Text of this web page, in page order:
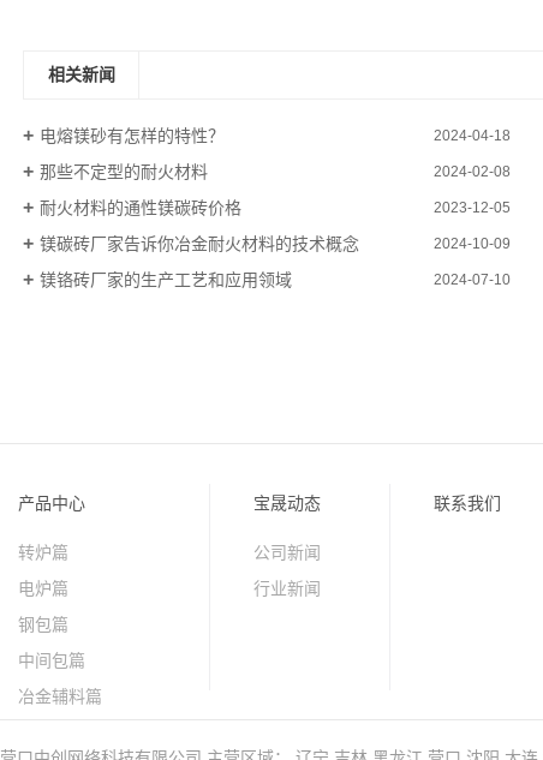
相关新闻
电熔镁砂有怎样的特性？ 2024-04-18
那些不定型的耐火材料 2024-02-08
耐火材料的通性镁碳砖价格 2023-12-05
镁碳砖厂家告诉你冶金耐火材料的技术概念 2024-10-09
镁铬砖厂家的生产工艺和应用领域 2024-07-10
产品中心
转炉篇
电炉篇
钢包篇
中间包篇
冶金辅料篇
宝晟动态
公司新闻
行业新闻
联系我们